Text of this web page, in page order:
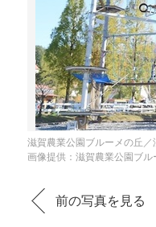
滋賀農業公園ブルーメの丘
画像提供：滋賀農業公園ブル
前の写真を見る